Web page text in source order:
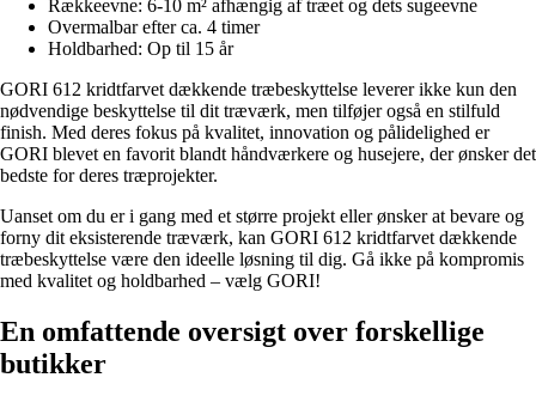
Rækkeevne: 6-10 m² afhængig af træet og dets sugeevne
Overmalbar efter ca. 4 timer
Holdbarhed: Op til 15 år
GORI 612 kridtfarvet dækkende træbeskyttelse leverer ikke kun den
nødvendige beskyttelse til dit træværk, men tilføjer også en stilfuld
finish. Med deres fokus på kvalitet, innovation og pålidelighed er
GORI blevet en favorit blandt håndværkere og husejere, der ønsker det
bedste for deres træprojekter.
Uanset om du er i gang med et større projekt eller ønsker at bevare og
forny dit eksisterende træværk, kan GORI 612 kridtfarvet dækkende
træbeskyttelse være den ideelle løsning til dig. Gå ikke på kompromis
med kvalitet og holdbarhed – vælg GORI!
En omfattende oversigt over forskellige
butikker